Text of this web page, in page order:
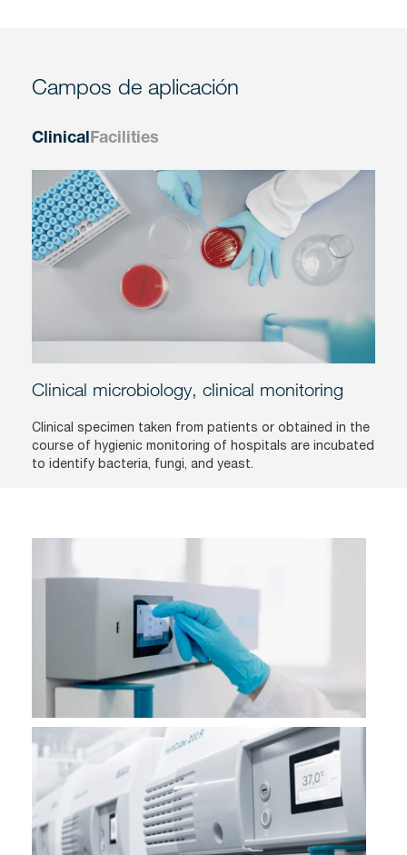
Campos de aplicación
ClinicalFacilities
Clinical microbiology, clinical monitoring
Clinical specimen taken from patients or obtained in the
course of hygienic monitoring of hospitals are incubated
to identify bacteria, fungi, and yeast.